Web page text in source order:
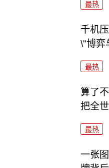
最热
千机
\"博弈
最热
算了
把全
最热
一张